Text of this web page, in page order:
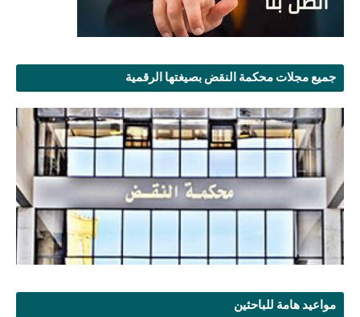
جميع مجلات محكمة النقض بصيغتها الرقمية
مواعيد هامة للباحثين